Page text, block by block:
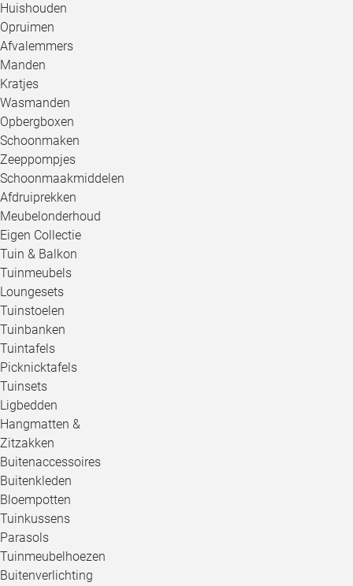
Huishouden
Opruimen
Afvalemmers
Manden
Kratjes
Wasmanden
Opbergboxen
Schoonmaken
Zeeppompjes
Schoonmaakmiddelen
Afdruiprekken
Meubelonderhoud
Eigen Collectie
Tuin & Balkon
Tuinmeubels
Loungesets
Tuinstoelen
Tuinbanken
Tuintafels
Picknicktafels
Tuinsets
Ligbedden
Hangmatten &
Zitzakken
Buitenaccessoires
Buitenkleden
Bloempotten
Tuinkussens
Parasols
Tuinmeubelhoezen
Buitenverlichting